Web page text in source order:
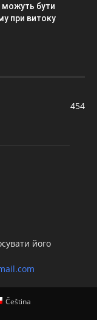
можуть бути
при витоку
454
його
Čeština